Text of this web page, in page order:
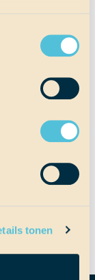
tonen
we eindelijk